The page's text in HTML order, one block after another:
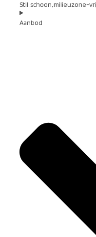
Stil, schoon, milieuzone-
Aanbod